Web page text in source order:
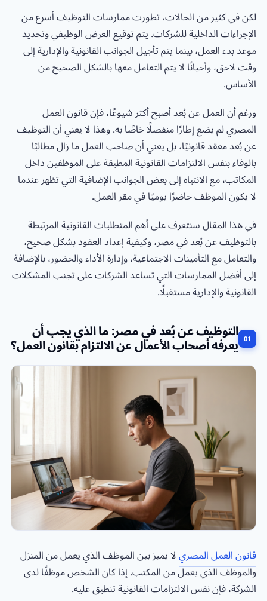
لكن في كثير من الحالات، تطورت ممارسات التوظيف أسرع من
الإجراءات الداخلية للشركات. يتم توقيع العرض الوظيفي وتحديد
موعد بدء العمل، بينما يتم تأجيل الجوانب القانونية والإدارية إلى
وقت لاحق، وأحيانًا لا يتم التعامل معها بالشكل الصحيح من
الأساس.
ورغم أن العمل عن بُعد أصبح أكثر شيوعًا، فإن قانون العمل
المصري لم يضع إطارًا منفصلًا خاصًا به. وهذا لا يعني أن التوظيف
عن بُعد معقد قانونيًا، بل يعني أن صاحب العمل ما زال مطالبًا
بالوفاء بنفس الالتزامات القانونية المطبقة على الموظفين داخل
المكاتب، مع الانتباه إلى بعض الجوانب الإضافية التي تظهر عندما
لا يكون الموظف حاضرًا يوميًا في مقر العمل.
في هذا المقال سنتعرف على أهم المتطلبات القانونية المرتبطة
بالتوظيف عن بُعد في مصر، وكيفية إعداد العقود بشكل صحيح،
والتعامل مع التأمينات الاجتماعية، وإدارة الأداء والحضور، بالإضافة
إلى أفضل الممارسات التي تساعد الشركات على تجنب المشكلات
القانونية والإدارية مستقبلًا.
التوظيف عن بُعد في مصر: ما الذي يجب أن
يعرفه أصحاب الأعمال عن الالتزام بقانون العمل؟
قانون العمل المصريلا يميز بين الموظف الذي يعمل من المنزل
والموظف الذي يعمل من المكتب. إذا كان الشخص موظفًا لدى
الشركة، فإن نفس الالتزامات القانونية تنطبق عليه.